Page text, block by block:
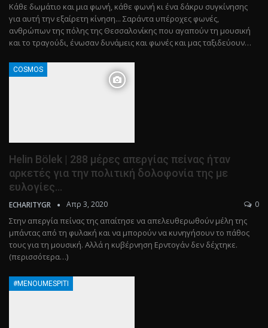
Κάθε δωμάτιο και μια φωνή, κάθε φωνή κι ένα δάκρυ συγκίνησης
για αυτή την εξαίρετη κίνηση... Σαράντα υπέροχες φωνές,
ανθρώπων της πόλης της Θεσσαλονίκης που αγαπούν τη μουσική
και το τραγούδι, ένωσαν δυνάμεις και φωνές και μας ταξιδεύουν…
COSMOS
Helin Bölek | 288 μέρες απεργίας πείνας ήταν
αρκετές για την πολιτική δολοφονία της με
ευλογίες…
ECHARITYGR Απρ 3, 2020 0
Στην απεργία πείνας της απαίτησε να απελευθερωθούν μέλη της
μπάντας από τη φυλακή και να μπορούν να κυνηγήσουν το πάθος
τους για τη μουσική. Αλλά η κυβέρνηση Ερντογάν δεν δέχτηκε.
(περισσότερα…)
#MENOUMESPITI